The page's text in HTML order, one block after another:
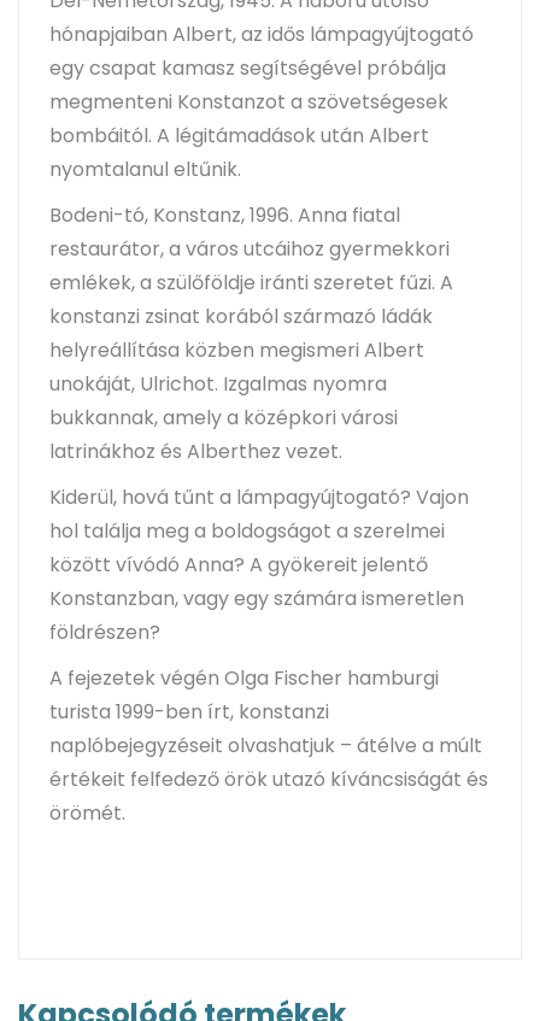
hónapjaiban Albert, az idős lámpagyújtogató
egy csapat kamasz segítségével próbálja
megmenteni Konstanzot a szövetségesek
bombáitól. A légitámadások után Albert
nyomtalanul eltűnik.
Bodeni-tó, Konstanz, 1996. Anna fiatal
restaurátor, a város utcáihoz gyermekkori
emlékek, a szülőföldje iránti szeretet fűzi. A
konstanzi zsinat korából származó ládák
helyreállítása közben megismeri Albert
unokáját, Ulrichot. Izgalmas nyomra
bukkannak, amely a középkori városi
latrinákhoz és Alberthez vezet.
Kiderül, hová tűnt a lámpagyújtogató? Vajon
hol találja meg a boldogságot a szerelmei
között vívódó Anna? A gyökereit jelentő
Konstanzban, vagy egy számára ismeretlen
földrészen?
A fejezetek végén Olga Fischer hamburgi
turista 1999-ben írt, konstanzi
naplóbejegyzéseit olvashatjuk – átélve a múlt
értékeit felfedező örök utazó kíváncsiságát és
örömét.